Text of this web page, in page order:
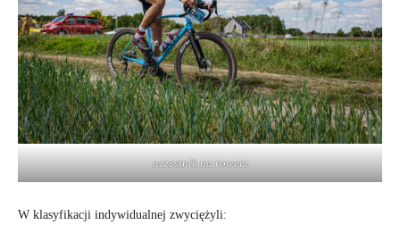
uczestnik na rowerz
W klasyfikacji indywidualnej zwyciężyli: